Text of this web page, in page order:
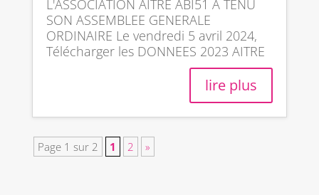
L'ASSOCIATION AITRE ABI51 A TENU
SON ASSEMBLEE GENERALE
ORDINAIRE Le vendredi 5 avril 2024,
Télécharger les DONNEES 2023 AITRE
lire plus
Page 1 sur 2 1 2 »